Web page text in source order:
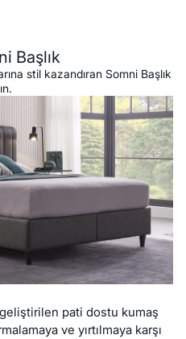
Başlık
stil kazandıran Somni Başlık
pati dostu kumaş
ve yırtılmaya karşı